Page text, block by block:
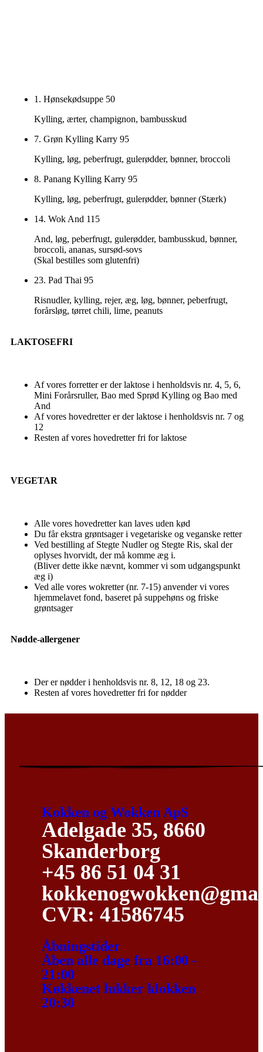
1. Hønsekødsuppe 50
Kylling, ærter, champignon, bambusskud
7. Grøn Kylling Karry 95
Kylling, løg, peberfrugt, gulerødder, bønner, broccoli
8. Panang Kylling Karry 95
Kylling, løg, peberfrugt, gulerødder, bønner (Stærk)
14. Wok And 115
And, løg, peberfrugt, gulerødder, bambusskud, bønner,
broccoli, ananas, sursød-sovs
(Skal bestilles som glutenfri)
23. Pad Thai 95
Risnudler, kylling, rejer, æg, løg, bønner, peberfrugt,
forårsløg, tørret chili, lime, peanuts
LAKTOSEFRI
Af vores forretter er der laktose i henholdsvis nr. 4, 5, 6,
Mini Forårsruller, Bao med Sprød Kylling og Bao med
And
Af vores hovedretter er der laktose i henholdsvis nr. 7 og
12
Resten af vores hovedretter fri for laktose
VEGETAR
Alle vores hovedretter kan laves uden kød
Du får ekstra grøntsager i vegetariske og veganske retter
Ved bestilling af Stegte Nudler og Stegte Ris, skal der
oplyses hvorvidt, der må komme æg i.
(Bliver dette ikke nævnt, kommer vi som udgangspunkt
æg i)
Ved alle vores wokretter (nr. 7-15) anvender vi vores
hjemmelavet fond, baseret på suppehøns og friske
grøntsager
Nødde-allergener
Der er nødder i henholdsvis nr. 8, 12, 18 og 23.
Resten af vores hovedretter fri for nødder
Kokken og Wokken ApS
Adelgade 35, 8660
Skanderborg
+45 86 51 04 31
CVR: 41586745
Åbningstider
Åben alle dage fra 16:00 -
21:00
Køkkenet lukker klokken
20:30